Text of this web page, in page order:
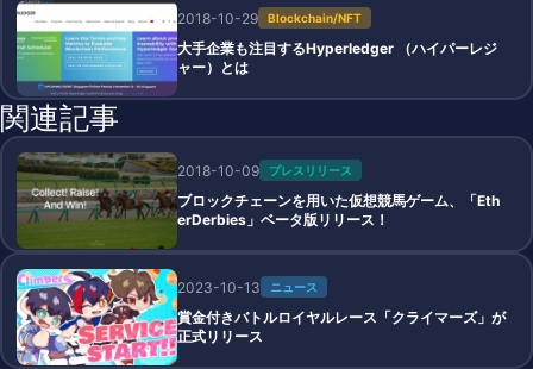
2018-10-29 Blockchain/NFT
大手企業も注目するHyperledger （ハイパーレジ
ャー）とは
関連記事
2018-10-09 プレスリリース
ブロックチェーンを用いた仮想競馬ゲーム、「Eth
erDerbies」ベータ版リリース！
2023-10-13 ニュース
賞金付きバトルロイヤルレース「クライマーズ」が
正式リリース